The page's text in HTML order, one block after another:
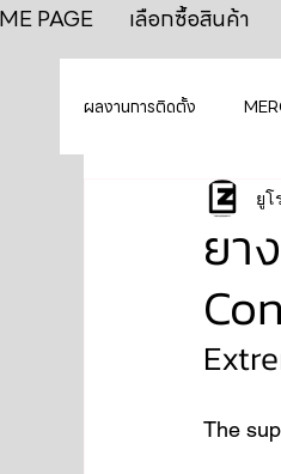
PAGE เลือกซื้อสินค้า
ผลงานการติดตั้ง
ยา
ยูโ
The